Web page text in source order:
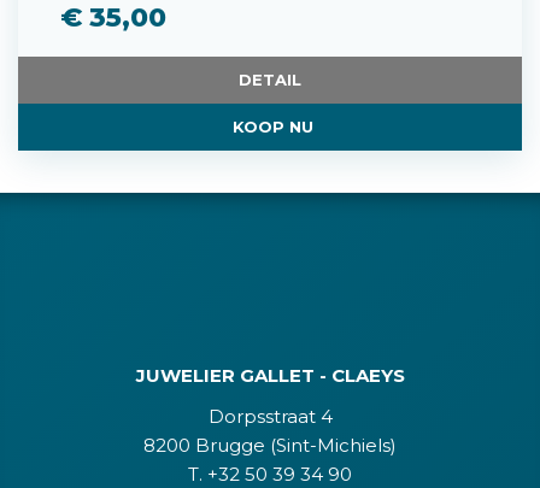
€ 35,00
DETAIL
KOOP NU
JUWELIER GALLET - CLAEYS
Dorpsstraat 4
8200 Brugge (Sint-Michiels)
T. +32 50 39 34 90